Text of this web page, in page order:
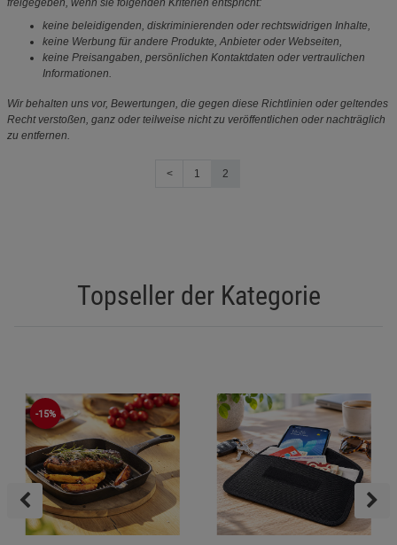
freigegeben, wenn sie folgenden Kriterien entspricht:
keine beleidigenden, diskriminierenden oder rechtswidrigen Inhalte,
keine Werbung für andere Produkte, Anbieter oder Webseiten,
keine Preisangaben, persönlichen Kontaktdaten oder vertraulichen
Informationen.
Wir behalten uns vor, Bewertungen, die gegen diese Richtlinien oder geltendes
Recht verstoßen, ganz oder teilweise nicht zu veröffentlichen oder nachträglich
zu entfernen.
< 1 2
Topseller der Kategorie
-15%